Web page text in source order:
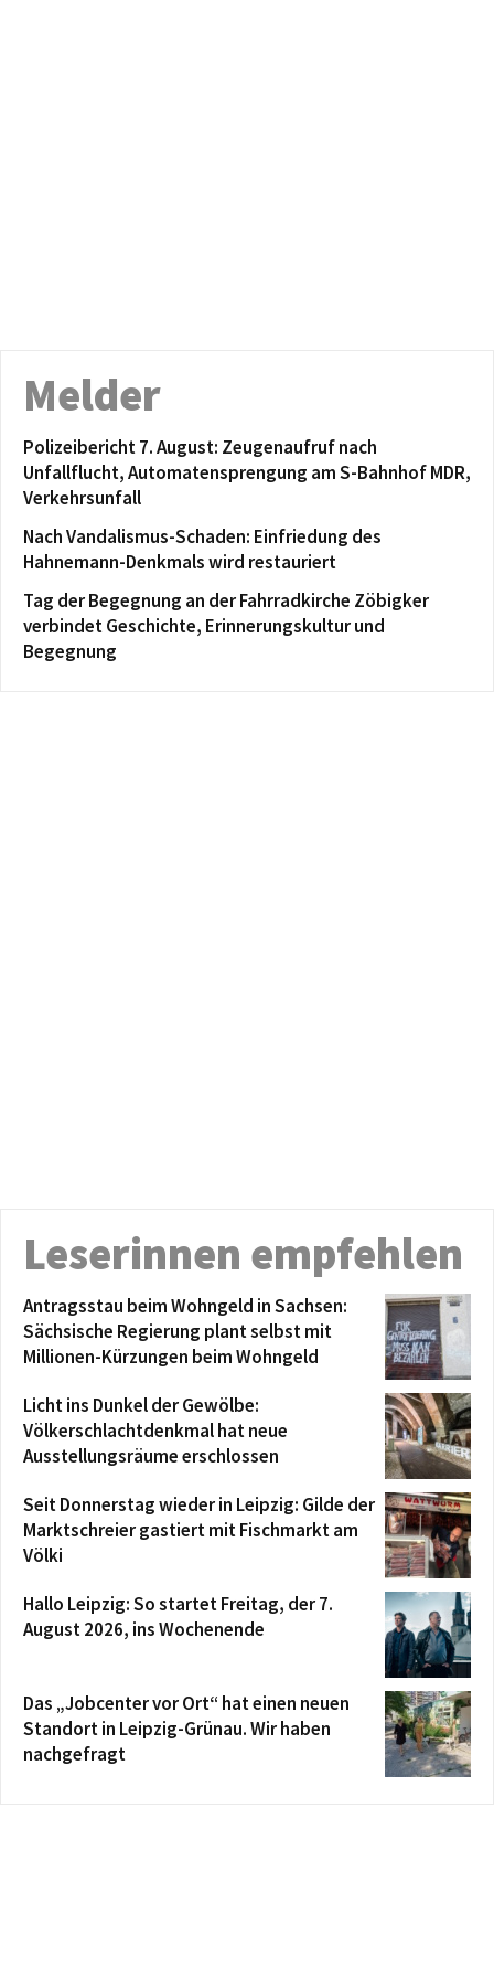
Melder
Polizeibericht 7. August: Zeugenaufruf nach
Unfallflucht, Automatensprengung am S-Bahnhof MDR,
Verkehrsunfall
Nach Vandalismus-Schaden: Einfriedung des
Hahnemann-Denkmals wird restauriert
Tag der Begegnung an der Fahrradkirche Zöbigker
verbindet Geschichte, Erinnerungskultur und
Begegnung
Leserinnen empfehlen
Antragsstau beim Wohngeld in Sachsen:
Sächsische Regierung plant selbst mit
Millionen-Kürzungen beim Wohngeld
Licht ins Dunkel der Gewölbe:
Völkerschlachtdenkmal hat neue
Ausstellungsräume erschlossen
Seit Donnerstag wieder in Leipzig: Gilde der
Marktschreier gastiert mit Fischmarkt am
Völki
Hallo Leipzig: So startet Freitag, der 7.
August 2026, ins Wochenende
Das „Jobcenter vor Ort“ hat einen neuen
Standort in Leipzig-Grünau. Wir haben
nachgefragt